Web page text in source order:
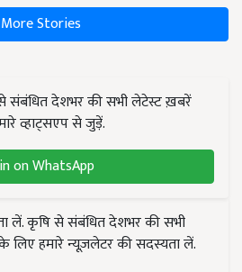
More Stories
संबंधित देशभर की सभी लेटेस्ट ख़बरें
व्हाट्सएप से जुड़ें.
on WhatsApp
लें. कृषि से संबंधित देशभर की सभी
हमारे न्यूज़लेटर की सदस्यता लें.